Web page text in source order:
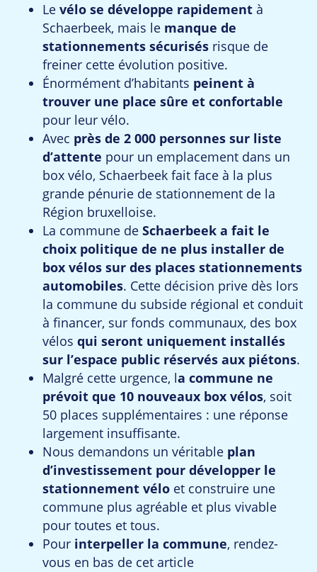
Le vélo se développe rapidement à
Schaerbeek, mais le manque de
stationnements sécurisés risque de
freiner cette évolution positive.
Énormément d’habitants peinent à
trouver une place sûre et confortable
pour leur vélo.
Avec près de 2 000 personnes sur liste
d’attente pour un emplacement dans un
box vélo, Schaerbeek fait face à la plus
grande pénurie de stationnement de la
Région bruxelloise.
La commune de Schaerbeek a fait le
choix politique de ne plus installer de
box vélos sur des places stationnements
automobiles. Cette décision prive dès lors
la commune du subside régional et conduit
à financer, sur fonds communaux, des box
vélos qui seront uniquement installés
sur l’espace public réservés aux piétons.
Malgré cette urgence, la commune ne
prévoit que 10 nouveaux box vélos, soit
50 places supplémentaires : une réponse
largement insuffisante.
Nous demandons un véritable plan
d’investissement pour développer le
stationnement vélo et construire une
commune plus agréable et plus vivable
pour toutes et tous.
Pour interpeller la commune, rendez-
vous en bas de cet article